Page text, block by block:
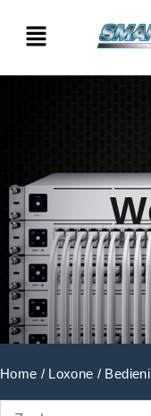
Home / Loxone /